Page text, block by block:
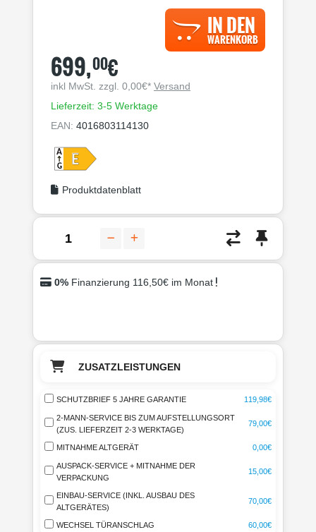
IN DEN
WARENKORB
699,00€
inkl MwSt. zzgl. 0,00€* Versand
Lieferzeit: 3-5 Werktage
EAN: 4016803114130
Produktdatenblatt
0% Finanzierung 116,50€ im Monat
ZUSATZLEISTUNGEN
SCHUTZBRIEF 5 JAHRE GARANTIE 119,98€
2-MANN-SERVICE BIS ZUM AUFSTELLUNGSORT
(ZUS. LIEFERZEIT 2-3 WERKTAGE)
79,00€
MITNAHME ALTGERÄT 0,00€
AUSPACK-SERVICE + MITNAHME DER
VERPACKUNG
15,00€
EINBAU-SERVICE (INKL. AUSBAU DES
ALTGERÄTES)
70,00€
WECHSEL TÜRANSCHLAG 60,00€